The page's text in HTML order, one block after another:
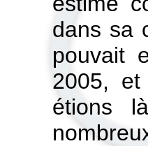
dans sa
pouvait
2005,
étions